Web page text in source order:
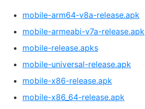
mobile-arm64-v8a-release.apk
mobile-armeabi-v7a-release.apk
mobile-release.apks
mobile-universal-release.apk
mobile-x86-release.apk
mobile-x86_64-release.apk